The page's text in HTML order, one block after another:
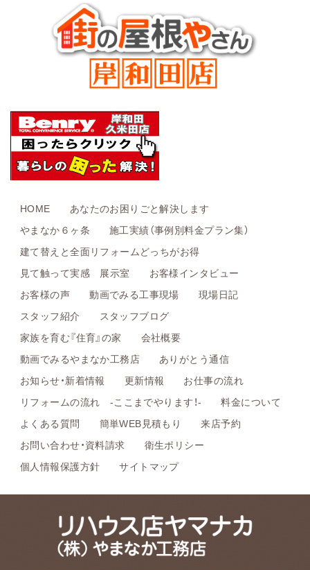
HOME
あなたのお困りごと解決します
やまなか６ヶ条
施工実績（事例別料金プラン集）
建て替えと全面リフォームどっちがお得
見て触って実感 展示室
お客様インタビュー
お客様の声
動画でみる工事現場
現場日記
スタッフ紹介
スタッフブログ
家族を育む『住育』の家
会社概要
動画でみるやまなか工務店
ありがとう通信
お知らせ・新着情報
更新情報
お仕事の流れ
リフォームの流れ -ここまでやります！-
料金について
よくある質問
簡単WEB見積もり
来店予約
お問い合わせ・資料請求
衛生ポリシー
個人情報保護方針
サイトマップ